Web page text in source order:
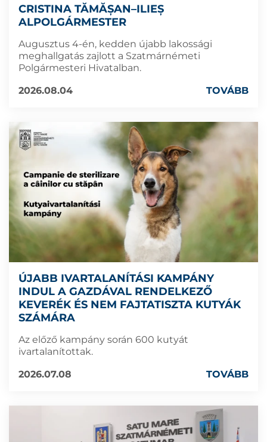
CRISTINA TĂMĂȘAN–ILIEȘ
ALPOLGÁRMESTER
Augusztus 4-én, kedden újabb lakossági
meghallgatás zajlott a Szatmárnémeti
Polgármesteri Hivatalban.
2026.08.04
TOVÁBB
ÚJABB IVARTALANÍTÁSI KAMPÁNY
INDUL A GAZDÁVAL RENDELKEZŐ
KEVERÉK ÉS NEM FAJTATISZTA KUTYÁK
SZÁMÁRA
Az előző kampány során 600 kutyát
ivartalanítottak.
2026.07.08
TOVÁBB